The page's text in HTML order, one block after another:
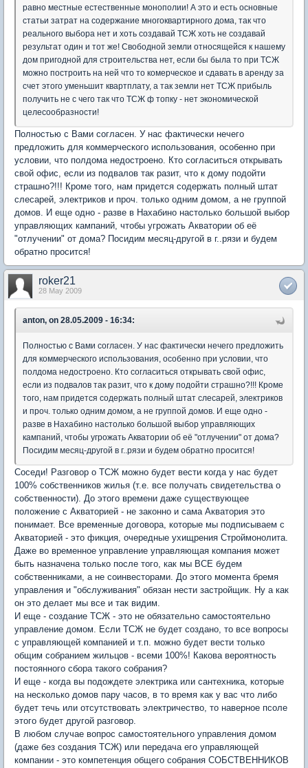
равно местные естественные монополии! А это и есть основные
статьи затрат на содержание многоквартирного дома, так что
реального выбора нет и хоть создавай ТСЖ хоть не создавай
результат один и тот же! Свободной земли относящейся к нашему
дом пригодной для строительства нет, если бы была то при ТСЖ
можно построить на ней что то комерческое и сдавать в аренду за
счет этого уменьшит квартплату, а так земли нет ТСЖ прибыль
получить не с чего так что ТСЖ ф топку - нет экономической
целесообразности!
Полностью с Вами согласен. У нас фактически нечего
предложить для коммерческого использования, особенно при
условии, что полдома недостроено. Кто согласиться открывать
свой офис, если из подвалов так разит, что к дому подойти
страшно?!!! Кроме того, нам придется содержать полный штат
слесарей, электриков и проч. только одним домом, а не группой
домов. И еще одно - разве в Нахабино настолько большой выбор
управляющих кампаний, чтобы угрожать Акватории об её
"отлучении" от дома? Посидим месяц-другой в г..рязи и будем
обратно просится!
roker21
28 May 2009
anton, on 28.05.2009 - 16:34:
Полностью с Вами согласен. У нас фактически нечего предложить
для коммерческого использования, особенно при условии, что
полдома недостроено. Кто согласиться открывать свой офис,
если из подвалов так разит, что к дому подойти страшно?!!! Кроме
того, нам придется содержать полный штат слесарей, электриков
и проч. только одним домом, а не группой домов. И еще одно -
разве в Нахабино настолько большой выбор управляющих
кампаний, чтобы угрожать Акватории об её "отлучении" от дома?
Посидим месяц-другой в г..рязи и будем обратно просится!
Соседи! Разговор о ТСЖ можно будет вести когда у нас будет
100% собственников жилья (т.е. все получать свидетельства о
собственности). До этого времени даже существующее
положение с Акваторией - не законно и сама Акватория это
понимает. Все временные договора, которые мы подписываем с
Акваторией - это фикция, очередные ухищрения Строймонолита.
Даже во временное управление управляющая компания может
быть назначена только после того, как мы ВСЕ будем
собственниками, а не соинвесторами. До этого момента бремя
управления и "обслуживания" обязан нести застройщик. Ну а как
он это делает мы все и так видим.
И еще - создание ТСЖ - это не обязательно самостоятельно
управление домом. Если ТСЖ не будет создано, то все вопросы
с управляющей компанией и т.п. можно будет вести только
общим собранием жильцов - всеми 100%! Какова вероятность
постоянного сбора такого собрания?
И еще - когда вы подождете электрика или сантехника, которые
на несколько домов пару часов, в то время как у вас что либо
будет течь или отсутствовать электричество, то наверное псоле
этого будет другой разговор.
В любом случае вопрос самостоятельного управления домом
(даже без создания ТСЖ) или передача его управляющей
компании - это компетенция общего собрания СОБСТВЕННИКОВ